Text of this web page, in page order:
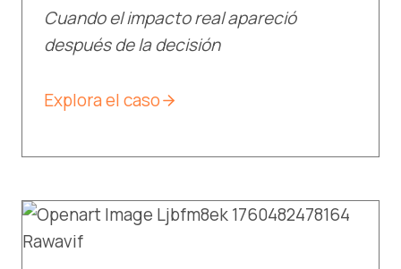
Cuando el impacto real apareció
después de la decisión
Explora el caso